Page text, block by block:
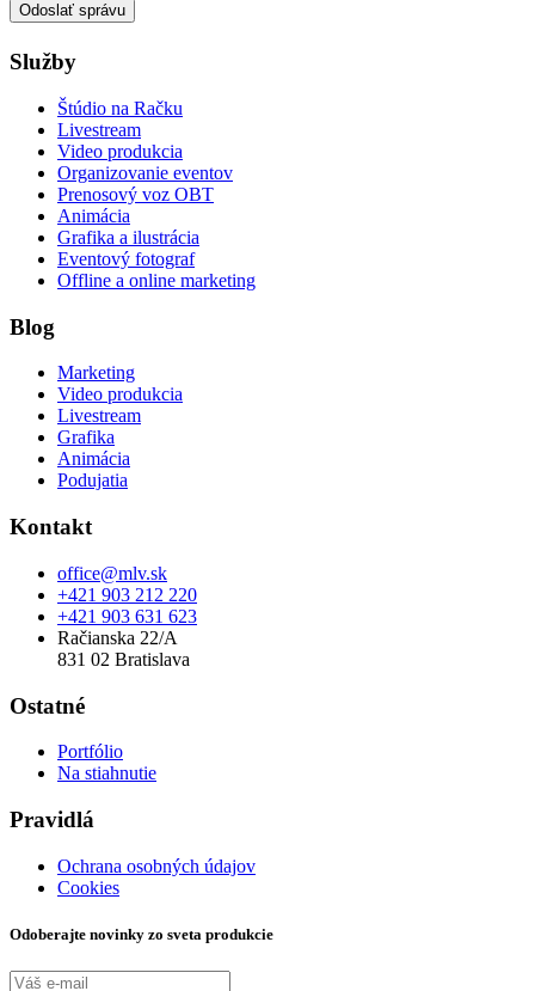
Odoslať správu
Služby
Štúdio na Račku
Livestream
Video produkcia
Organizovanie eventov
Prenosový voz OBT
Animácia
Grafika a ilustrácia
Eventový fotograf
Offline a online marketing
Blog
Marketing
Video produkcia
Livestream
Grafika
Animácia
Podujatia
Kontakt
office@mlv.sk
+421 903 212 220
+421 903 631 623
Račianska 22/A
831 02 Bratislava
Ostatné
Portfólio
Na stiahnutie
Pravidlá
Ochrana osobných údajov
Cookies
Odoberajte novinky zo sveta produkcie